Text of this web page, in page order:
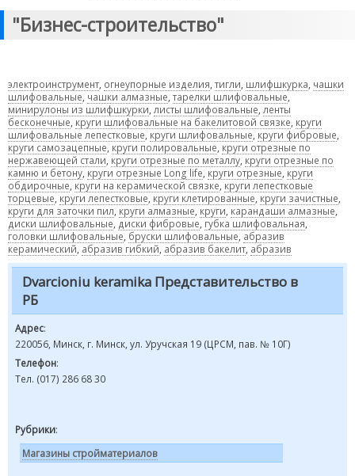
"Бизнес-строительство"
электроинструмент огнеупорные изделия тигли шлифшкурка чашки
шлифовальные чашки алмазные тарелки шлифовальные
минирулоны из шлифшкурки листы шлифовальные ленты
бесконечные круги шлифовальные на бакелитовой связке круги
шлифовальные лепестковые круги шлифовальные круги фибровые
круги самозацепные круги полировальные круги отрезные по
нержавеющей стали круги отрезные по металлу круги отрезные по
камню и бетону круги отрезные Long life круги отрезные круги
обдирочные круги на керамической связке круги лепестковые
торцевые круги лепестковые круги клетированные круги зачистные
круги для заточки пил круги алмазные круги карандаши алмазные
диски шлифовальные диски фибровые губка шлифовальная
головки шлифовальные бруски шлифовальные абразив
керамический абразив гибкий абразив бакелит абразив
Dvarcioniu keramika Представительство в
РБ
Адрес:
220056, Минск, г. Минск, ул. Уручская 19 (ЦРСМ, пав. № 10Г)
Телефон:
Тел. (017) 286 68 30
Рубрики:
Магазины стройматериалов